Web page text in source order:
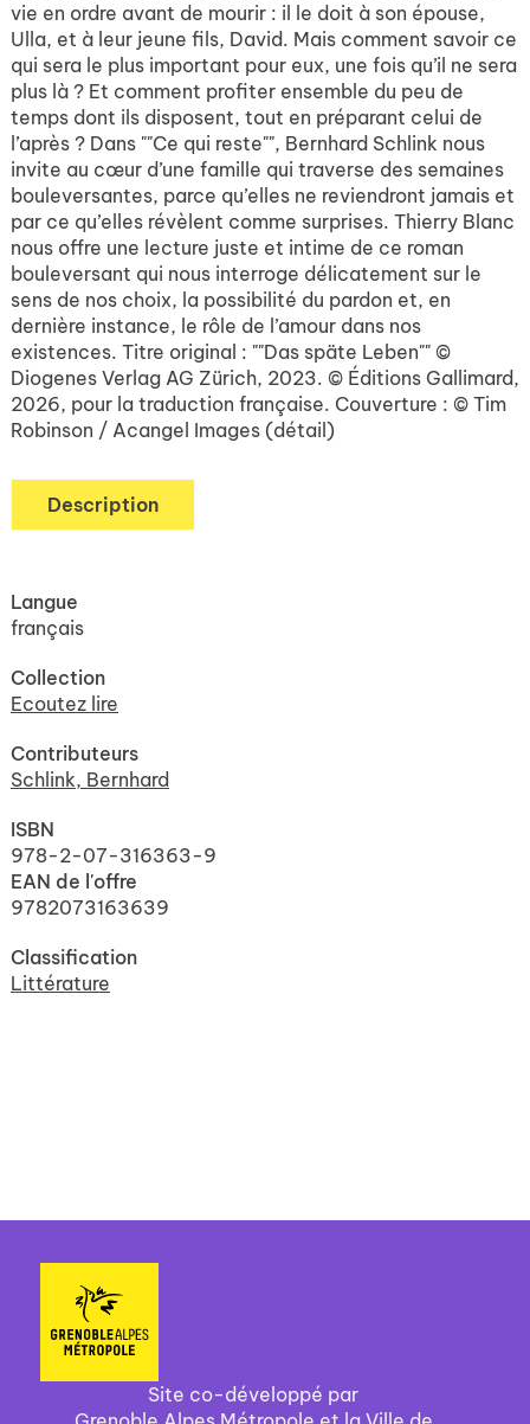
vie en ordre avant de mourir : il le doit à son épouse,
Ulla, et à leur jeune fils, David. Mais comment savoir ce
qui sera le plus important pour eux, une fois qu’il ne sera
plus là ? Et comment profiter ensemble du peu de
temps dont ils disposent, tout en préparant celui de
l’après ? Dans ""Ce qui reste"", Bernhard Schlink nous
invite au cœur d’une famille qui traverse des semaines
bouleversantes, parce qu’elles ne reviendront jamais et
par ce qu’elles révèlent comme surprises. Thierry Blanc
nous offre une lecture juste et intime de ce roman
bouleversant qui nous interroge délicatement sur le
sens de nos choix, la possibilité du pardon et, en
dernière instance, le rôle de l’amour dans nos
existences. Titre original : ""Das späte Leben"" ©
Diogenes Verlag AG Zürich, 2023. © Éditions Gallimard,
2026, pour la traduction française. Couverture : © Tim
Robinson / Acangel Images (détail)
Description
Langue
français
Collection
Ecoutez lire
Contributeurs
Schlink, Bernhard
ISBN
978-2-07-316363-9
EAN de l'offre
9782073163639
Classification
Littérature
Site co-développé par